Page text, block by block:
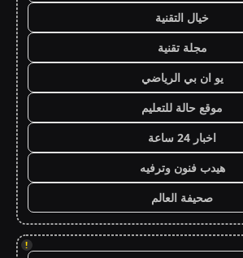
خيال التقنية
مجلة تقنية
يو ان بي الرياضي
موقع حالة للتعليم
اخبار 24 ساعة
هيدب فنون وترفيه
صحيفة العالم
!